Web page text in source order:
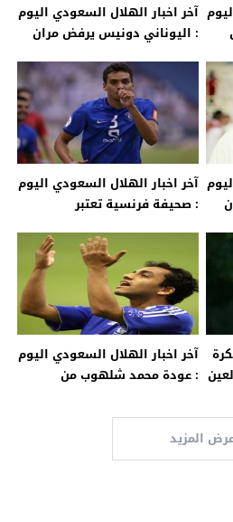
آخر اخبار الهلال السعودي اليوم
: اليوناني دونيس يرفض مران
آخر اخبار الهلال السعودي اليوم
: صحيفة فرنسية تعتبر
إلى الهلال لم يكن صائب
آخر اخبار الهلال السعودي اليوم
: عودة محمد شلهوب من
المزيد